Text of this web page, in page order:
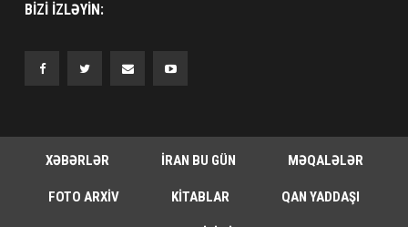
BIZI IZLƏYIN:
XƏBƏRLƏR İRAN BU GÜN MƏQALƏLƏR
FOTO ARXIV KITABLAR QAN YADDAŞI